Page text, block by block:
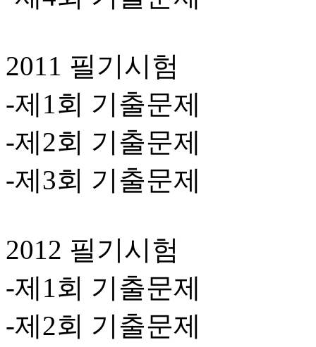
2011 필기시험
-제1회 기출문제
-제2회 기출문제
-제3회 기출문제
2012 필기시험
-제1회 기출문제
-제2회 기출문제